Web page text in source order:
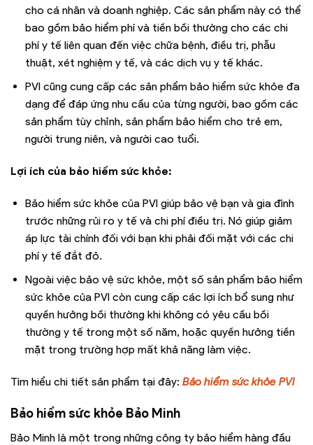
cho cá nhân và doanh nghiệp. Các sản phẩm này có thể
bao gồm bảo hiểm phí và tiền bồi thường cho các chi
phí y tế liên quan đến việc chữa bệnh, điều trị, phẫu
thuật, xét nghiệm y tế, và các dịch vụ y tế khác.
PVI cũng cung cấp các sản phẩm bảo hiểm sức khỏe đa
dạng để đáp ứng nhu cầu của từng người, bao gồm các
sản phẩm tùy chỉnh, sản phẩm bảo hiểm cho trẻ em,
người trung niên, và người cao tuổi.
Lợi ích của bảo hiểm sức khỏe:
Bảo hiểm sức khỏe của PVI giúp bảo vệ bạn và gia đình
trước những rủi ro y tế và chi phí điều trị. Nó giúp giảm
áp lực tài chính đối với bạn khi phải đối mặt với các chi
phí y tế đắt đỏ.
Ngoài việc bảo vệ sức khỏe, một số sản phẩm bảo hiểm
sức khỏe của PVI còn cung cấp các lợi ích bổ sung như
quyền hưởng bồi thường khi không có yêu cầu bồi
thường y tế trong một số năm, hoặc quyền hưởng tiền
mặt trong trường hợp mất khả năng làm việc.
Tìm hiểu chi tiết sản phẩm tại đây: Bảo hiểm sức khỏe PVI
Bảo hiểm sức khỏe Bảo Minh
Bảo Minh là một trong những công ty bảo hiểm hàng đầu